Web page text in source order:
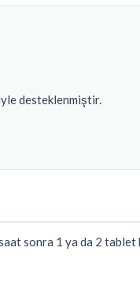
desteklenmiştir.
sonra 1 ya da 2 tablet